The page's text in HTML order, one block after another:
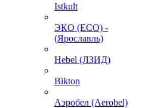
Istkult
ЭКО (ECO) -
(Ярославль)
Hebel (ЛЗИД)
Bikton
Аэробел (Aerobel)